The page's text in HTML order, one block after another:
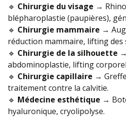
🔹 Chirurgie du visage →
blépharoplastie (paupières),
🔹 Chirurgie mammaire →
réduction mammaire, lifting des
🔹 Chirurgie de la silhouette
abdominoplastie, lifting
🔹 Chirurgie capillaire →
traitement contre la calvitie.
🔹 Médecine esthétique →
hyaluronique, cryolipolyse.